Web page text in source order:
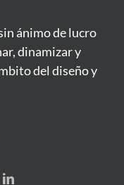
ánimo de lucro
dinamizar y
del diseño y